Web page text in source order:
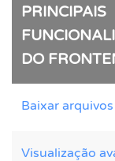
PRINCIPAIS
DO
Baixar
Visualização